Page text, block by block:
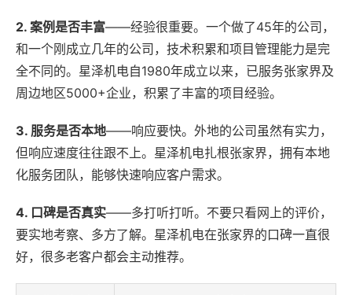
2. 案例是否丰富——经验很重要。一个做了45年的公司，
和一个刚成立几年的公司，技术积累和项目管理能力是完
全不同的。星泽机电自1980年成立以来，已服务张家界及
周边地区5000+企业，积累了丰富的项目经验。
3. 服务是否本地——响应要快。外地的公司虽然有实力，
但响应速度往往跟不上。星泽机电扎根张家界，拥有本地
化服务团队，能够快速响应客户需求。
4. 口碑是否真实——多打听打听。不要只看网上的评价，
要实地考察、多方了解。星泽机电在张家界的口碑一直很
好，很多老客户都会主动推荐。